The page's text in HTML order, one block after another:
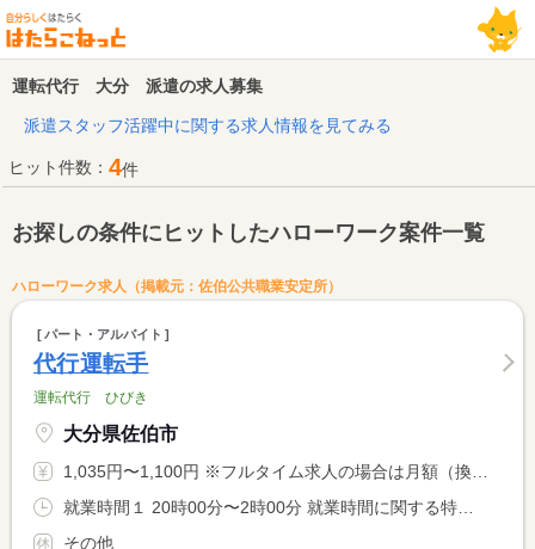
運転代行 大分 派遣の求人募集
派遣スタッフ活躍中に関する求人情報を見てみる
ヒット件数： 4件
お探しの条件にヒットしたハローワーク案件一覧
ハローワーク求人（掲載元：佐伯公共職業安定所）
パート・アルバイト
代行運転手
運転代行 ひびき
大分県佐伯市
1,035円〜1,100円 ※フルタイム求人の場合は月額（換算額）、パート求人の場合は時間額を表示しています。
その他